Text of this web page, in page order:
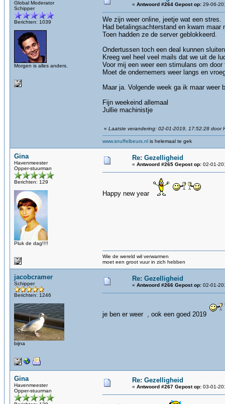
Global Moderator
Schipper
Berichten: 1039
Morgen is alles anders.
« Antwoord #264 Gepost op: 29-06-
We zijn weer online, jeetje wat een stres.
Had betalingsachterstand en kwam
Toen hadden ze de server geblokkeerd.
Ondertussen toch een deal kunnen
Kreeg wel heel veel mails dat we uit de
Voor mij een weer een stimulans om
Moet de ondernemers weer langs en
Maar ja. Volgende week ga ik maar weer
Fijn weekeind allemaal
Jullie machinistje
« Laatste verandering: 02-01-2019, 17:52:28 door
www.snuffelbeurs.nl is helemaal te gek
Gina
Havenmeester
Opper-stuurman
Berichten: 129
Pluk de dag!!!!
Re: Gezelligheid
« Antwoord #265 Gepost op: 02-01-
Happy new year
Wie de wereld wil verwarmen
moet een groot vuur in zich hebben
jacobcramer
Schipper
Berichten: 1246
bijna
Re: Gezelligheid
« Antwoord #266 Gepost op: 02-01-
je ben er weer , ook een goed 2019
Gina
Havenmeester
Opper-stuurman
Re: Gezelligheid
« Antwoord #267 Gepost op: 03-01-